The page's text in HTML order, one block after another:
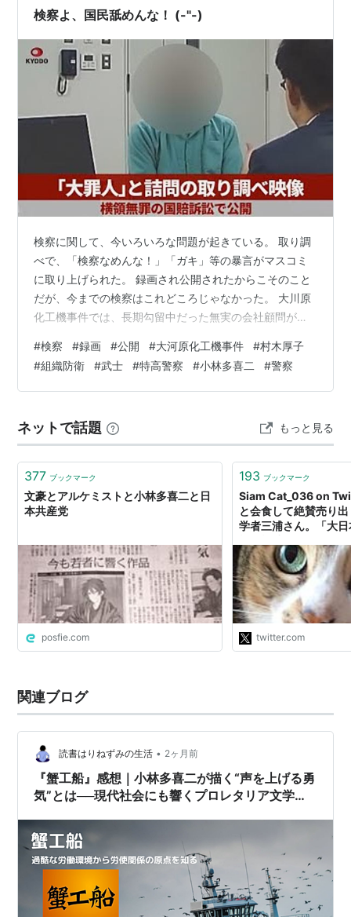
『党生活者』1932年
*1:現在の小樽商科大学
検察よ、国民舐めんな！ (-"-)
検察に関して、今いろいろな問題が起きている。 取り調
べで、「検察なめんな！」「ガキ」等の暴言がマスコミ
に取り上げられた。 録画され公開されたからこそのこと
だが、今までの検察はこれどころじゃなかった。 大川原
化工機事件では、長期勾留中だった無実の会社顧問が死
件自体が捏造だ」と証言したのだからあきれる。 検察官
が嘘の立件をしてまで手柄を立てようとしたんだが、検
察官は断罪されない。 今から17年前になるが、厚生労働
便不正事件」で、大阪地検特捜部に虚偽公文書作成など
の容疑で逮捕された。 が、全くの無…
#検察 #録画 #公開 #大河原化工機事件 #村木厚子
#組織防衛 #武士 #特高警察 #小林多喜二 #警察
ネットで話題 もっと見る
377 ブックマーク
文豪とアルケミストと小林多喜二と日
本共産党
posfie.com
193 ブックマーク
Siam Cat_036 on
と会食して絶賛売り
学者三浦さん。「大
のは、1943－45年の
ど」 えーっ！国家総
1933年には小林多喜
殺され、3… https://
twitter.com
関連ブログ
読書はりねずみの生活 • 2ヶ月前
『蟹工船』感想｜小林多喜二が描く“声を上げる勇
気”とは──現代社会にも響くプロレタリア文学の